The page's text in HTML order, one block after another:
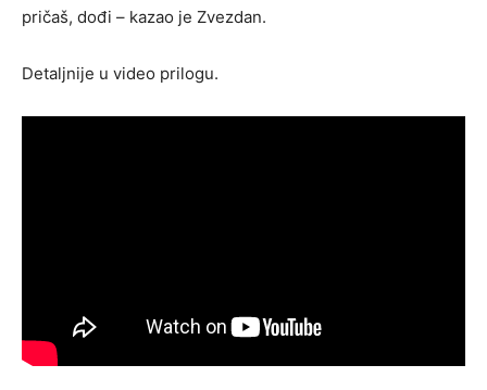
pričaš, dođi – kazao je Zvezdan.
Detaljnije u video prilogu.